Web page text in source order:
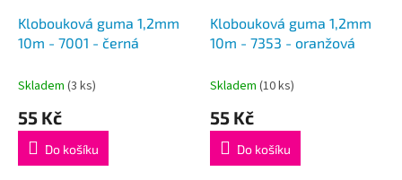
Klobouková guma 1,2mm
10m - 7001 - černá
Skladem (3 ks)
55 Kč
Do košíku
Klobouková guma 1,2mm
10m - 7353 - oranžová
Skladem (10 ks)
55 Kč
Do košíku